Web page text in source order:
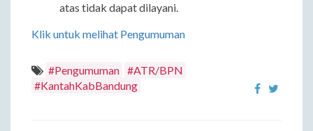
atas tidak dapat dilayani.
Klik untuk melihat Pengumuman
#Pengumuman #ATR/BPN
#KantahKabBandung